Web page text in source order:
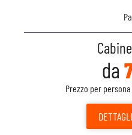
da
Prezzo per
DETTAGLI